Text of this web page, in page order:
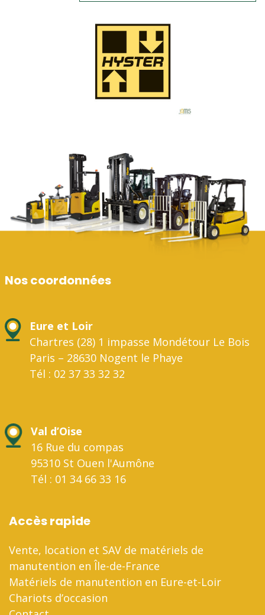
Nos coordonnées
Eure et Loir
Chartres (28) 1 impasse Mondétour Le Bois
Paris – 28630 Nogent le Phaye
Tél : 02 37 33 32 32
Val d’Oise
16 Rue du compas
95310 St Ouen l'Aumône
Tél : 01 34 66 33 16
Accès rapide
Vente, location et SAV de matériels de
manutention en Île-de-France
Matériels de manutention en Eure-et-Loir
Chariots d’occasion